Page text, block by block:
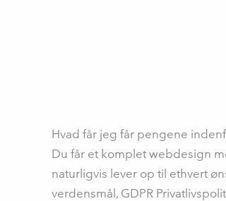
Hvad får jeg får pengene
Du får et komplet webdesign
naturligvis lever op til ethvert
verdensmål, GDPR